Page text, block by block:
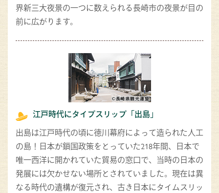
界新三大夜景の一つに数えられる長崎市の夜景が目の
前に広がります。
江戸時代にタイプスリップ「出島」
出島は江戸時代の頃に徳川幕府によって造られた人工
の島！日本が鎖国政策をとっていた218年間、日本で
唯一西洋に開かれていた貿易の窓口で、当時の日本の
発展には欠かせない場所とされていました。現在は異
なる時代の遺構が復元され、古き日本にタイムスリッ